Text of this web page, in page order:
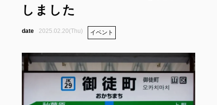
しました
2025.02.20(Thu) イベント